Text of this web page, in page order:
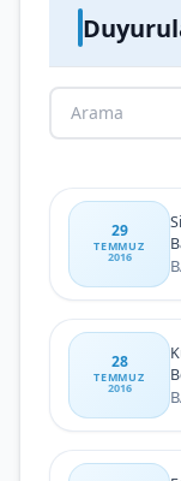
29
TEMMUZ
2016
28
TEMMUZ
2016